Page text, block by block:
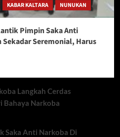
KABAR KALTARA NUNUKAN
Pimpin Saka Anti
Seremonial, Harus
Langkah Cerdas
Bahaya Narkoba
Saka Anti Narkoba Di